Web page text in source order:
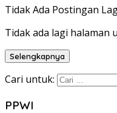
Tidak Ada Postingan
Tidak ada lagi halaman
Selengkapnya
Cari untuk:
PPWI